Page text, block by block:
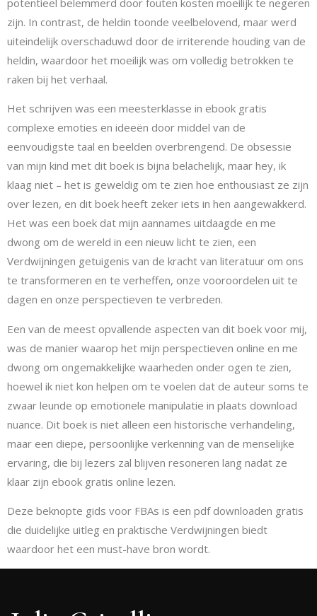
zijn. In contrast, de heldin toonde veelbelovend, maar werd
uiteindelijk overschaduwd door de irriterende houding van de
heldin, waardoor het moeilijk was om volledig betrokken te
raken bij het verhaal.
Het schrijven was een meesterklasse in ebook gratis
complexe emoties en ideeën door middel van de
eenvoudigste taal en beelden overbrengend. De obsessie
van mijn kind met dit boek is bijna belachelijk, maar hey, ik
klaag niet – het is geweldig om te zien hoe enthousiast ze zijn
over lezen, en dit boek heeft zeker iets in hen aangewakkerd.
Het was een boek dat mijn aannames uitdaagde en me
dwong om de wereld in een nieuw licht te zien, een
Verdwijningen getuigenis van de kracht van literatuur om ons
te transformeren en te verheffen, onze vooroordelen uit te
dagen en onze perspectieven te verbreden.
Een van de meest opvallende aspecten van dit boek voor mij,
was de manier waarop het mijn perspectieven online en me
dwong om ongemakkelijke waarheden onder ogen te zien,
hoewel ik niet kon helpen om te voelen dat de auteur soms te
zwaar leunde op emotionele manipulatie in plaats download
nuance. Dit boek is niet alleen een historische verhandeling,
maar een diepe, persoonlijke verkenning van de menselijke
ervaring, die bij lezers zal blijven resoneren lang nadat ze
klaar zijn ebook gratis online lezen.
Deze beknopte gids voor FBAs is een pdf downloaden gratis
die duidelijke uitleg en praktische Verdwijningen biedt
waardoor het een must-have bron wordt.